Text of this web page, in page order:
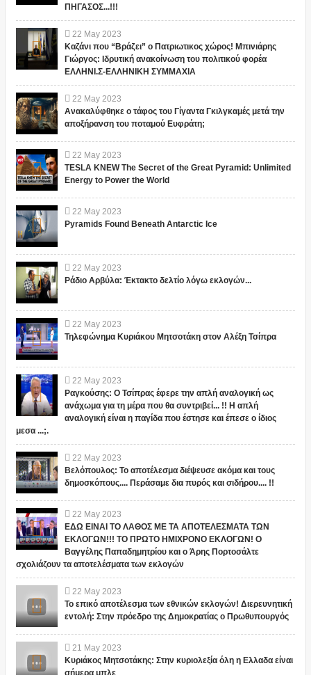
ΠΗΓΑΣΟΣ...!!!
22 May 2023
Καζάνι που “Βράζει” ο Πατριωτικος χώρος! Μπινιάρης
Γιώργος: Ιδρυτική ανακοίνωση του πολιτικού φορέα
ΕΛΛΗΝΙ.Σ-ΕΛΛΗΝΙΚΗ ΣΥΜΜΑΧΙΑ
22 May 2023
Ανακαλύφθηκε ο τάφος του Γίγαντα Γκιλγκαμές μετά την
αποξήρανση του ποταμού Ευφράτη;
22 May 2023
TESLA KNEW The Secret of the Great Pyramid: Unlimited
Energy to Power the World
22 May 2023
Pyramids Found Beneath Antarctic Ice
22 May 2023
Ράδιο Αρβύλα: Έκτακτο δελτίο λόγω εκλογών...
22 May 2023
Τηλεφώνημα Κυριάκου Μητσοτάκη στον Αλέξη Τσίπρα
22 May 2023
Ραγκούσης: Ο Τσίπρας έφερε την απλή αναλογική ως
ανάχωμα για τη μέρα που θα συντριβεί... !! Η απλή
αναλογική είναι η παγίδα που έστησε και έπεσε ο ίδιος
μεσα ...;.
22 May 2023
Βελόπουλος: Το αποτέλεσμα διέψευσε ακόμα και τους
δημοσκόπους.... Περάσαμε δια πυρός και σιδήρου.... !!
22 May 2023
ΕΔΩ ΕΙΝΑΙ ΤΟ ΛΑΘΟΣ ΜΕ ΤΑ ΑΠΟΤΕΛΕΣΜΑΤΑ ΤΩΝ
ΕΚΛΟΓΩΝ!!! ΤΟ ΠΡΩΤΟ ΗΜΙΧΡΟΝΟ ΕΚΛΟΓΩΝ! Ο
Βαγγέλης Παπαδημητρίου και ο Άρης Πορτοσάλτε
σχολιάζουν τα αποτελέσματα των εκλογών
22 May 2023
Το επικό αποτέλεσμα των εθνικών εκλογών! Διερευνητική
εντολή: Στην πρόεδρο της Δημοκρατίας ο Πρωθυπουργός
21 May 2023
Κυριάκος Μητσοτάκης: Στην κυριολεξία όλη η Ελλαδα είναι
σήμερα μπλε